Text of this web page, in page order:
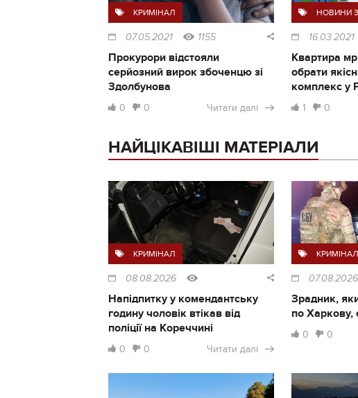
КРИМІНАЛ
07.05.2021 1155
Прокурори відстояли
серйозний вирок збоченцю зі
Здолбунова
0 0 Читати далі
НОВИНИ
16.03.2021
Квартира
обрати
комплекс у
1 0
НАЙЦІКАВІШІ МАТЕРІАЛИ
КРИМІНАЛ
08.08.2026
Напідпитку у комендантську
годину чоловік втікав від
поліції на Кореччині
0 0 Читати далі
КРИМІНАЛ
07.08.2026
Зрадник,
по Харкову,
0 0